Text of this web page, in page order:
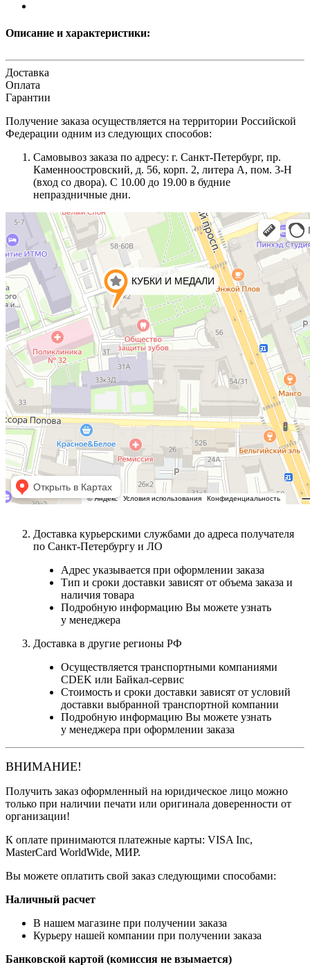
Описание и характеристики:
Доставка
Оплата
Гарантии
Получение заказа осуществляется на территории Российской
Федерации одним из следующих способов:
Самовывоз заказа по адресу: г. Санкт-Петербург, пр.
Каменноостровский, д. 56, корп. 2, литера А, пом. 3-Н
(вход со двора). С 10.00 до 19.00 в будние
непраздничные дни.
Доставка курьерскими службами до адреса получателя
по Санкт-Петербургу и ЛО
Адрес указывается при оформлении заказа
Тип и сроки доставки зависят от объема заказа и
наличия товара
Подробную информацию Вы можете узнать
у менеджера
Доставка в другие регионы РФ
Осуществляется транспортными компаниями
CDEK или Байкал-сервис
Стоимость и сроки доставки зависят от условий
доставки выбранной транспортной компании
Подробную информацию Вы можете узнать
у менеджера при оформлении заказа
ВНИМАНИЕ!
Получить заказ оформленный на юридическое лицо можно
только при наличии печати или оригинала доверенности от
организации!
К оплате принимаются платежные карты: VISA Inc,
MasterCard WorldWide, МИР.
Вы можете оплатить свой заказ следующими способами:
Наличный расчет
В нашем магазине при получении заказа
Курьеру нашей компании при получении заказа
Банковской картой (комиссия не взымается)